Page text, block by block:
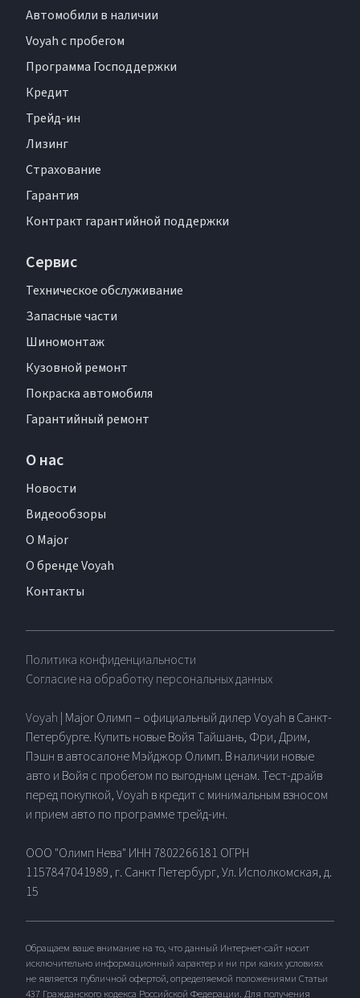
Автомобили в наличии
Voyah с пробегом
Программа Господдержки
Кредит
Трейд-ин
Лизинг
Страхование
Гарантия
Контракт гарантийной поддержки
Сервис
Техническое обслуживание
Запасные части
Шиномонтаж
Кузовной ремонт
Покраска автомобиля
Гарантийный ремонт
О нас
Новости
Видеообзоры
О Major
О бренде Voyah
Контакты
Политика конфиденциальности
Согласие на обработку персональных данных
Voyah | Major Олимп – официальный дилер Voyah в Санкт-
Петербурге. Купить новые Войя Тайшань, Фри, Дрим,
Пэшн в автосалоне Мэйджор Олимп. В наличии новые
авто и Войя с пробегом по выгодным ценам. Тест-драйв
перед покупкой, Voyah в кредит с минимальным взносом
и прием авто по программе трейд-ин.
ООО "Олимп Нева" ИНН 7802266181 ОГРН
1157847041989, г. Санкт Петербург, Ул. Исполкомская, д.
15
Обращаем ваше внимание на то, что данный Интернет-сайт носит
исключительно информационный характер и ни при каких условиях
не является публичной офертой, определяемой положениями Статьи
437 Гражданского кодекса Российской Федерации. Для получения